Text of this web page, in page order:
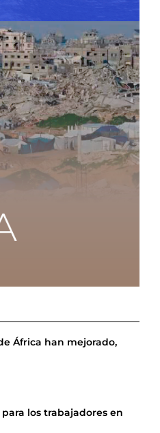
África han mejorado,
los trabajadores en